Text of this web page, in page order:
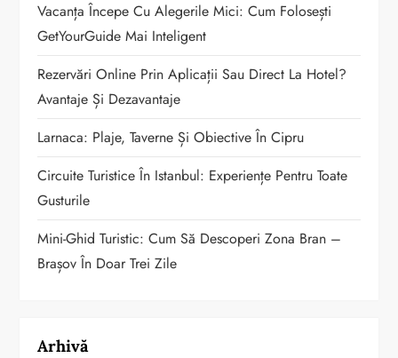
Vacanța Începe Cu Alegerile Mici: Cum Folosești
GetYourGuide Mai Inteligent
Rezervări Online Prin Aplicații Sau Direct La Hotel?
Avantaje Și Dezavantaje
Larnaca: Plaje, Taverne Și Obiective În Cipru
Circuite Turistice În Istanbul: Experiențe Pentru Toate
Gusturile
Mini-Ghid Turistic: Cum Să Descoperi Zona Bran –
Brașov În Doar Trei Zile
Arhivă